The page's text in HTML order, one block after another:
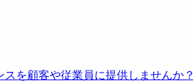
を顧客や従業員に提供しませんか？